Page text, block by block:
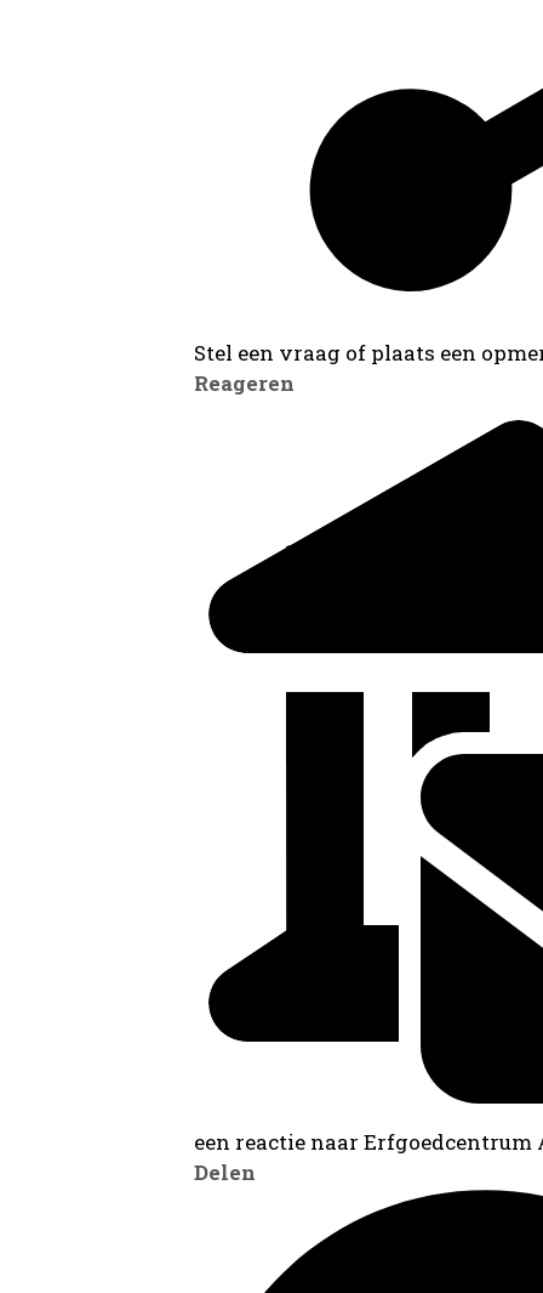
Stel een vraag of plaats een
Reageren
een reactie naar
Delen